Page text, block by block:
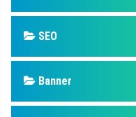
Quảng cáo Youtube
Dịch vụ quảng cáo Youtube
Dịch vụ quảng cáo Cốc Cốc
Dịch vụ quảng cáo Tiktok
SEO
Banner